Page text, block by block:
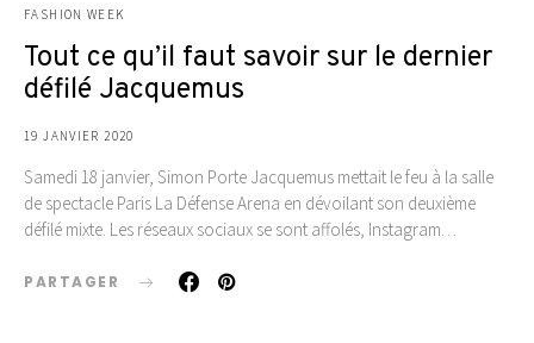
FASHION WEEK
Tout ce qu’il faut savoir sur le dernier
défilé Jacquemus
19 JANVIER 2020
Samedi 18 janvier, Simon Porte Jacquemus mettait le feu à la salle
de spectacle Paris La Défense Arena en dévoilant son deuxième
défilé mixte. Les réseaux sociaux se sont affolés, Instagram…
PARTAGER